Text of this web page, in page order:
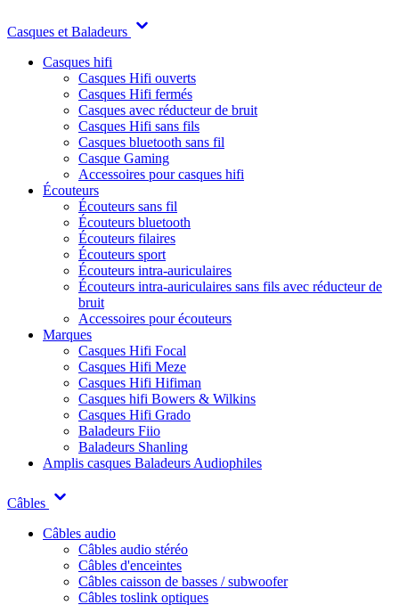
Casques et Baladeurs
Casques hifi
Casques Hifi ouverts
Casques Hifi fermés
Casques avec réducteur de bruit
Casques Hifi sans fils
Casques bluetooth sans fil
Casque Gaming
Accessoires pour casques hifi
Écouteurs
Écouteurs sans fil
Écouteurs bluetooth
Écouteurs filaires
Écouteurs sport
Écouteurs intra-auriculaires
Écouteurs intra-auriculaires sans fils avec réducteur de
bruit
Accessoires pour écouteurs
Marques
Casques Hifi Focal
Casques Hifi Meze
Casques Hifi Hifiman
Casques hifi Bowers & Wilkins
Casques Hifi Grado
Baladeurs Fiio
Baladeurs Shanling
Amplis casques Baladeurs Audiophiles
Câbles
Câbles audio
Câbles audio stéréo
Câbles d'enceintes
Câbles caisson de basses / subwoofer
Câbles toslink optiques